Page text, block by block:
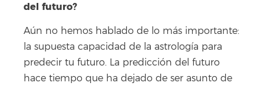
del futuro?
Aún no hemos hablado de lo más importante:
la supuesta capacidad de la astrología para
predecir tu futuro. La predicción del futuro
hace tiempo que ha dejado de ser asunto de